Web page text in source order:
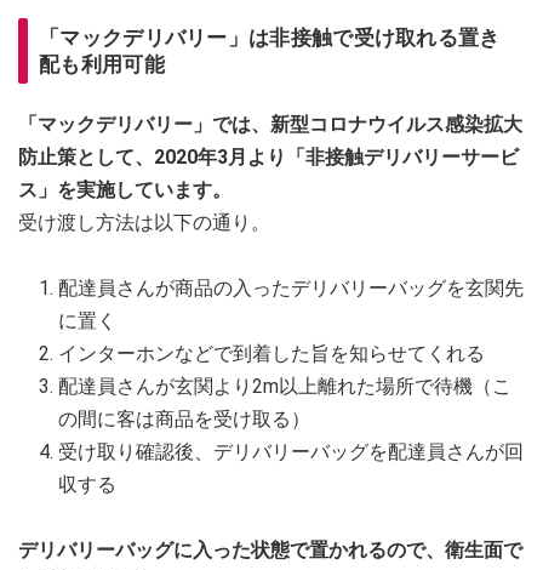
「マックデリバリー」は非接触で受け取れる置き
配も利用可能
「マックデリバリー」では、新型コロナウイルス感染拡大
防止策として、2020年3月より「非接触デリバリーサービ
ス」を実施しています。
受け渡し方法は以下の通り。
配達員さんが商品の入ったデリバリーバッグを玄関先
に置く
インターホンなどで到着した旨を知らせてくれる
配達員さんが玄関より2m以上離れた場所で待機（こ
の間に客は商品を受け取る）
受け取り確認後、デリバリーバッグを配達員さんが回
収する
デリバリーバッグに入った状態で置かれるので、衛生面で